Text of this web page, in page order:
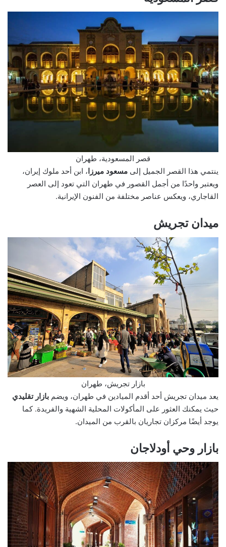
قصر المسعودية، طهران
ينتمي هذا القصر الجميل إلى مسعود ميرزا، ابن أحد ملوك إيران،
ويعتبر واحدًا من أجمل القصور في طهران التي تعود إلى العصر
القاجاري، ويعكس عناصر مختلفة من الفنون الإيرانية.
ميدان تجريش
بازار تجريش، طهران
يعد ميدان تجريش أحد أقدم الميادين في طهران، ويضم بازار تقليدي
حيث يمكنك العثور على المأكولات المحلية الشهية والفريدة. كما
يوجد أيضًا مركزان تجاريان بالقرب من الميدان.
بازار وحي أودلاجان